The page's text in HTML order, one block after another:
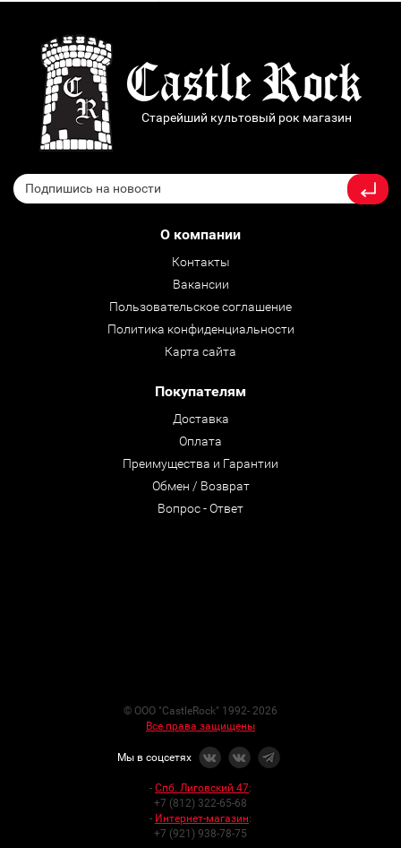
Старейший культовый рок магазин
О компании
Контакты
Вакансии
Пользовательское соглашение
Политика конфиденциальности
Карта сайта
Покупателям
Доставка
Оплата
Преимущества и Гарантии
Обмен / Возврат
Вопрос - Ответ
© ООО "CastleRock" 1992- 2026
Все права защищены
Мы в соцсетях
- Спб. Лиговский 47:
+7 (812) 322-65-68
- Интернет-магазин:
+7 (921) 938-78-75